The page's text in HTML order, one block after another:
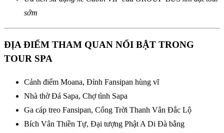
sớm
ĐỊA ĐIỂM THAM QUAN NỔI BẬT TRONG
TOUR SPA
Cảnh điểm Moana, Đỉnh Fansipan hùng vĩ
Nhà thờ Đá Sapa, Chợ tình Sapa
Ga cáp treo Fansipan, Cổng Trời Thanh Vân Đắc Lộ
Bích Vân Thiền Tự, Đại tượng Phật A Di Đà bằng